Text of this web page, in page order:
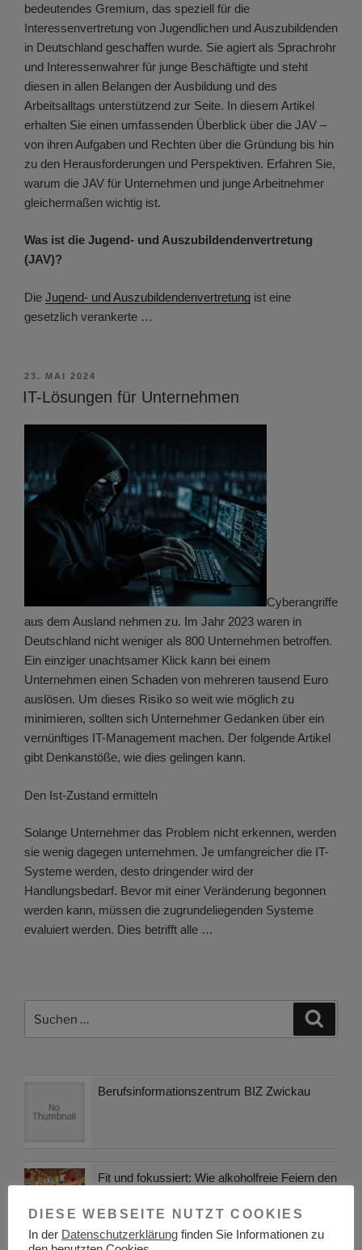
bedeutendes Gremium, das speziell für die
Interessenvertretung von Jugendlichen und Auszubildenden
in Deutschland geschaffen wurde. Sie agiert als Sprachrohr
und Interessenwahrer für junge Beschäftigte und steht
diesen in allen Belangen der Ausbildung und des
Arbeitsalltags unterstützend zur Seite. In diesem Artikel
erhalten Sie einen umfassenden Überblick über die JAV –
von ihren Aufgaben und Rechten über die Gründung bis hin
zu den Herausforderungen und Perspektiven. Erfahren Sie,
warum die JAV für Unternehmen und junge Arbeitnehmer
gleichermaßen wichtig ist.
Was ist die Jugend- und Auszubildendenvertretung
(JAV)?
Die Jugend- und Auszubildendenvertretung ist eine
gesetzlich verankerte …
VERÖFFENTLICHT
AM
23. MAI 2024
IT-Lösungen für Unternehmen
Cyberangriffe
aus dem Ausland nehmen zu. Im Jahr 2023 waren in
Deutschland nicht weniger als 800 Unternehmen betroffen.
Ein einziger unachtsamer Klick kann bei einem
Unternehmen einen Schaden von mehreren tausend Euro
auslösen. Um dieses Risiko so weit wie möglich zu
minimieren, sollten sich Unternehmer Gedanken über ein
vernünftiges IT-Management machen. Der folgende Artikel
gibt Denkanstöße, wie dies gelingen kann.
Den Ist-Zustand ermitteln
Solange Unternehmer das Problem nicht erkennen, werden
sie wenig dagegen unternehmen. Je umfangreicher die IT-
Systeme werden, desto dringender wird der
Handlungsbedarf. Bevor mit einer Veränderung begonnen
werden kann, müssen die zugrundeliegenden Systeme
evaluiert werden. Dies betrifft alle …
nach:
Berufsinformationszentrum BIZ Zwickau
Fit und fokussiert: Wie alkoholfreie Feiern den
DIESE WEBSEITE NUTZT COOKIES
In der Datenschutzerklärung finden Sie Informationen zu